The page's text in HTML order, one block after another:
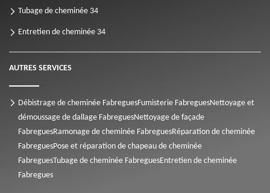
Tubage de cheminée 34
Entretien de cheminée 34
AUTRES SERVICES
Débistrage de cheminée FabreguesFumisterie FabreguesNettoyage et
démoussage de dallage FabreguesNettoyage de façade
FabreguesRamonage de cheminée FabreguesRéparation de cheminée
FabreguesPose et réparation de chapeau de cheminée
FabreguesTubage de cheminée FabreguesEntretien de cheminée
Fabregues